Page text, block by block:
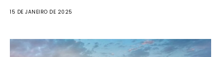
15 DE JANEIRO DE 2025